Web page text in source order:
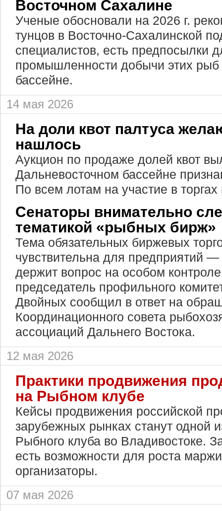
Восточном Сахалине
Ученые обосновали на 2026 г.
тунцов в Восточно-Сахалинской
специалистов, есть предпосылки
промышленности добычи этих рыб
бассейне.
14 мая 2026
На доли квот палтуса
нашлось
Аукцион по продаже долей квот
Дальневосточном бассейне
По всем лотам на участие в
Сенаторы внимательно
тематикой «рыбных бирж»
Тема обязательных биржевых
чувствительна для предприятий
держит вопрос на особом
председатель профильного
Двойных сообщил в ответ на
Координационного совета
ассоциаций Дальнего Востока.
12 мая 2026
Практики продвижения
на Рыбном клубе
Кейсы продвижения российской
зарубежных рынках станут одной
Рыбного клуба во Владивостоке.
есть возможности для роста
организаторы.
07 мая 2026